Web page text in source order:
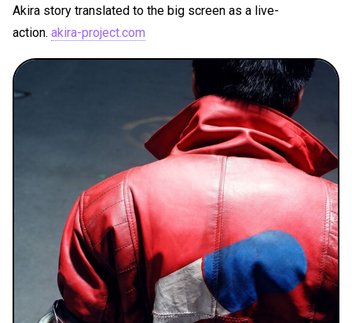
Akira story translated to the big screen as a live-
action. akira-project.com